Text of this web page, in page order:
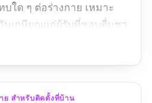
ใด ๆ ต่อร่างกาย เหมาะ
นเกษียณแก่ผู้รับที่ชอบดื่มชา
ำให้โอกาสยามจิบชาลื่นใหล
ย สำหรับติดตั้งที่บ้าน